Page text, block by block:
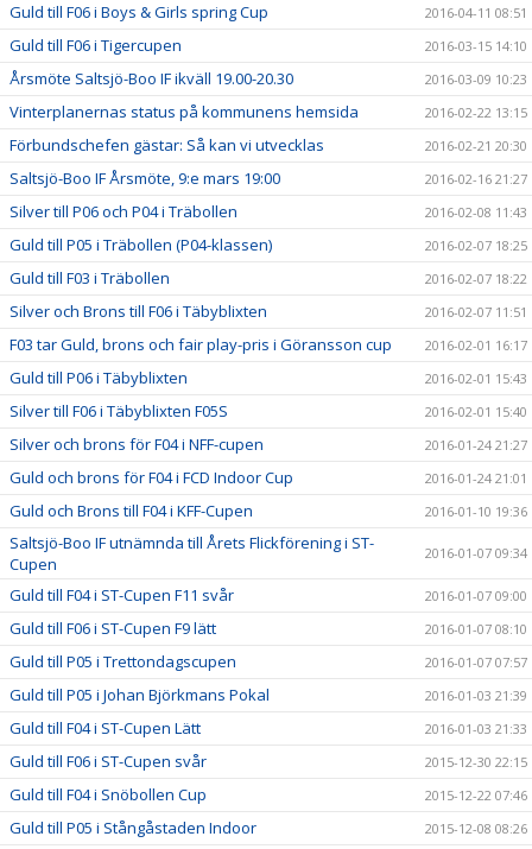
Guld till F06 i Boys & Girls spring Cup 2016-04-11 08:51
Guld till F06 i Tigercupen 2016-03-15 14:10
Årsmöte Saltsjö-Boo IF ikväll 19.00-20.30 2016-03-09 10:23
Vinterplanernas status på kommunens hemsida 2016-02-22 13:15
Förbundschefen gästar: Så kan vi utvecklas 2016-02-21 20:30
Saltsjö-Boo IF Årsmöte, 9:e mars 19:00 2016-02-16 21:27
Silver till P06 och P04 i Träbollen 2016-02-08 11:43
Guld till P05 i Träbollen (P04-klassen) 2016-02-07 18:25
Guld till F03 i Träbollen 2016-02-07 18:22
Silver och Brons till F06 i Täbyblixten 2016-02-07 11:51
F03 tar Guld, brons och fair play-pris i Göransson cup 2016-02-01 16:17
Guld till P06 i Täbyblixten 2016-02-01 15:43
Silver till F06 i Täbyblixten F05S 2016-02-01 15:40
Silver och brons för F04 i NFF-cupen 2016-01-24 21:27
Guld och brons för F04 i FCD Indoor Cup 2016-01-24 21:01
Guld och Brons till F04 i KFF-Cupen 2016-01-10 19:36
Saltsjö-Boo IF utnämnda till Årets Flickförening i ST-
Cupen
2016-01-07 09:34
Guld till F04 i ST-Cupen F11 svår 2016-01-07 09:00
Guld till F06 i ST-Cupen F9 lätt 2016-01-07 08:10
Guld till P05 i Trettondagscupen 2016-01-07 07:57
Guld till P05 i Johan Björkmans Pokal 2016-01-03 21:39
Guld till F04 i ST-Cupen Lätt 2016-01-03 21:33
Guld till F06 i ST-Cupen svår 2015-12-30 22:15
Guld till F04 i Snöbollen Cup 2015-12-22 07:46
Guld till P05 i Stångåstaden Indoor 2015-12-08 08:26